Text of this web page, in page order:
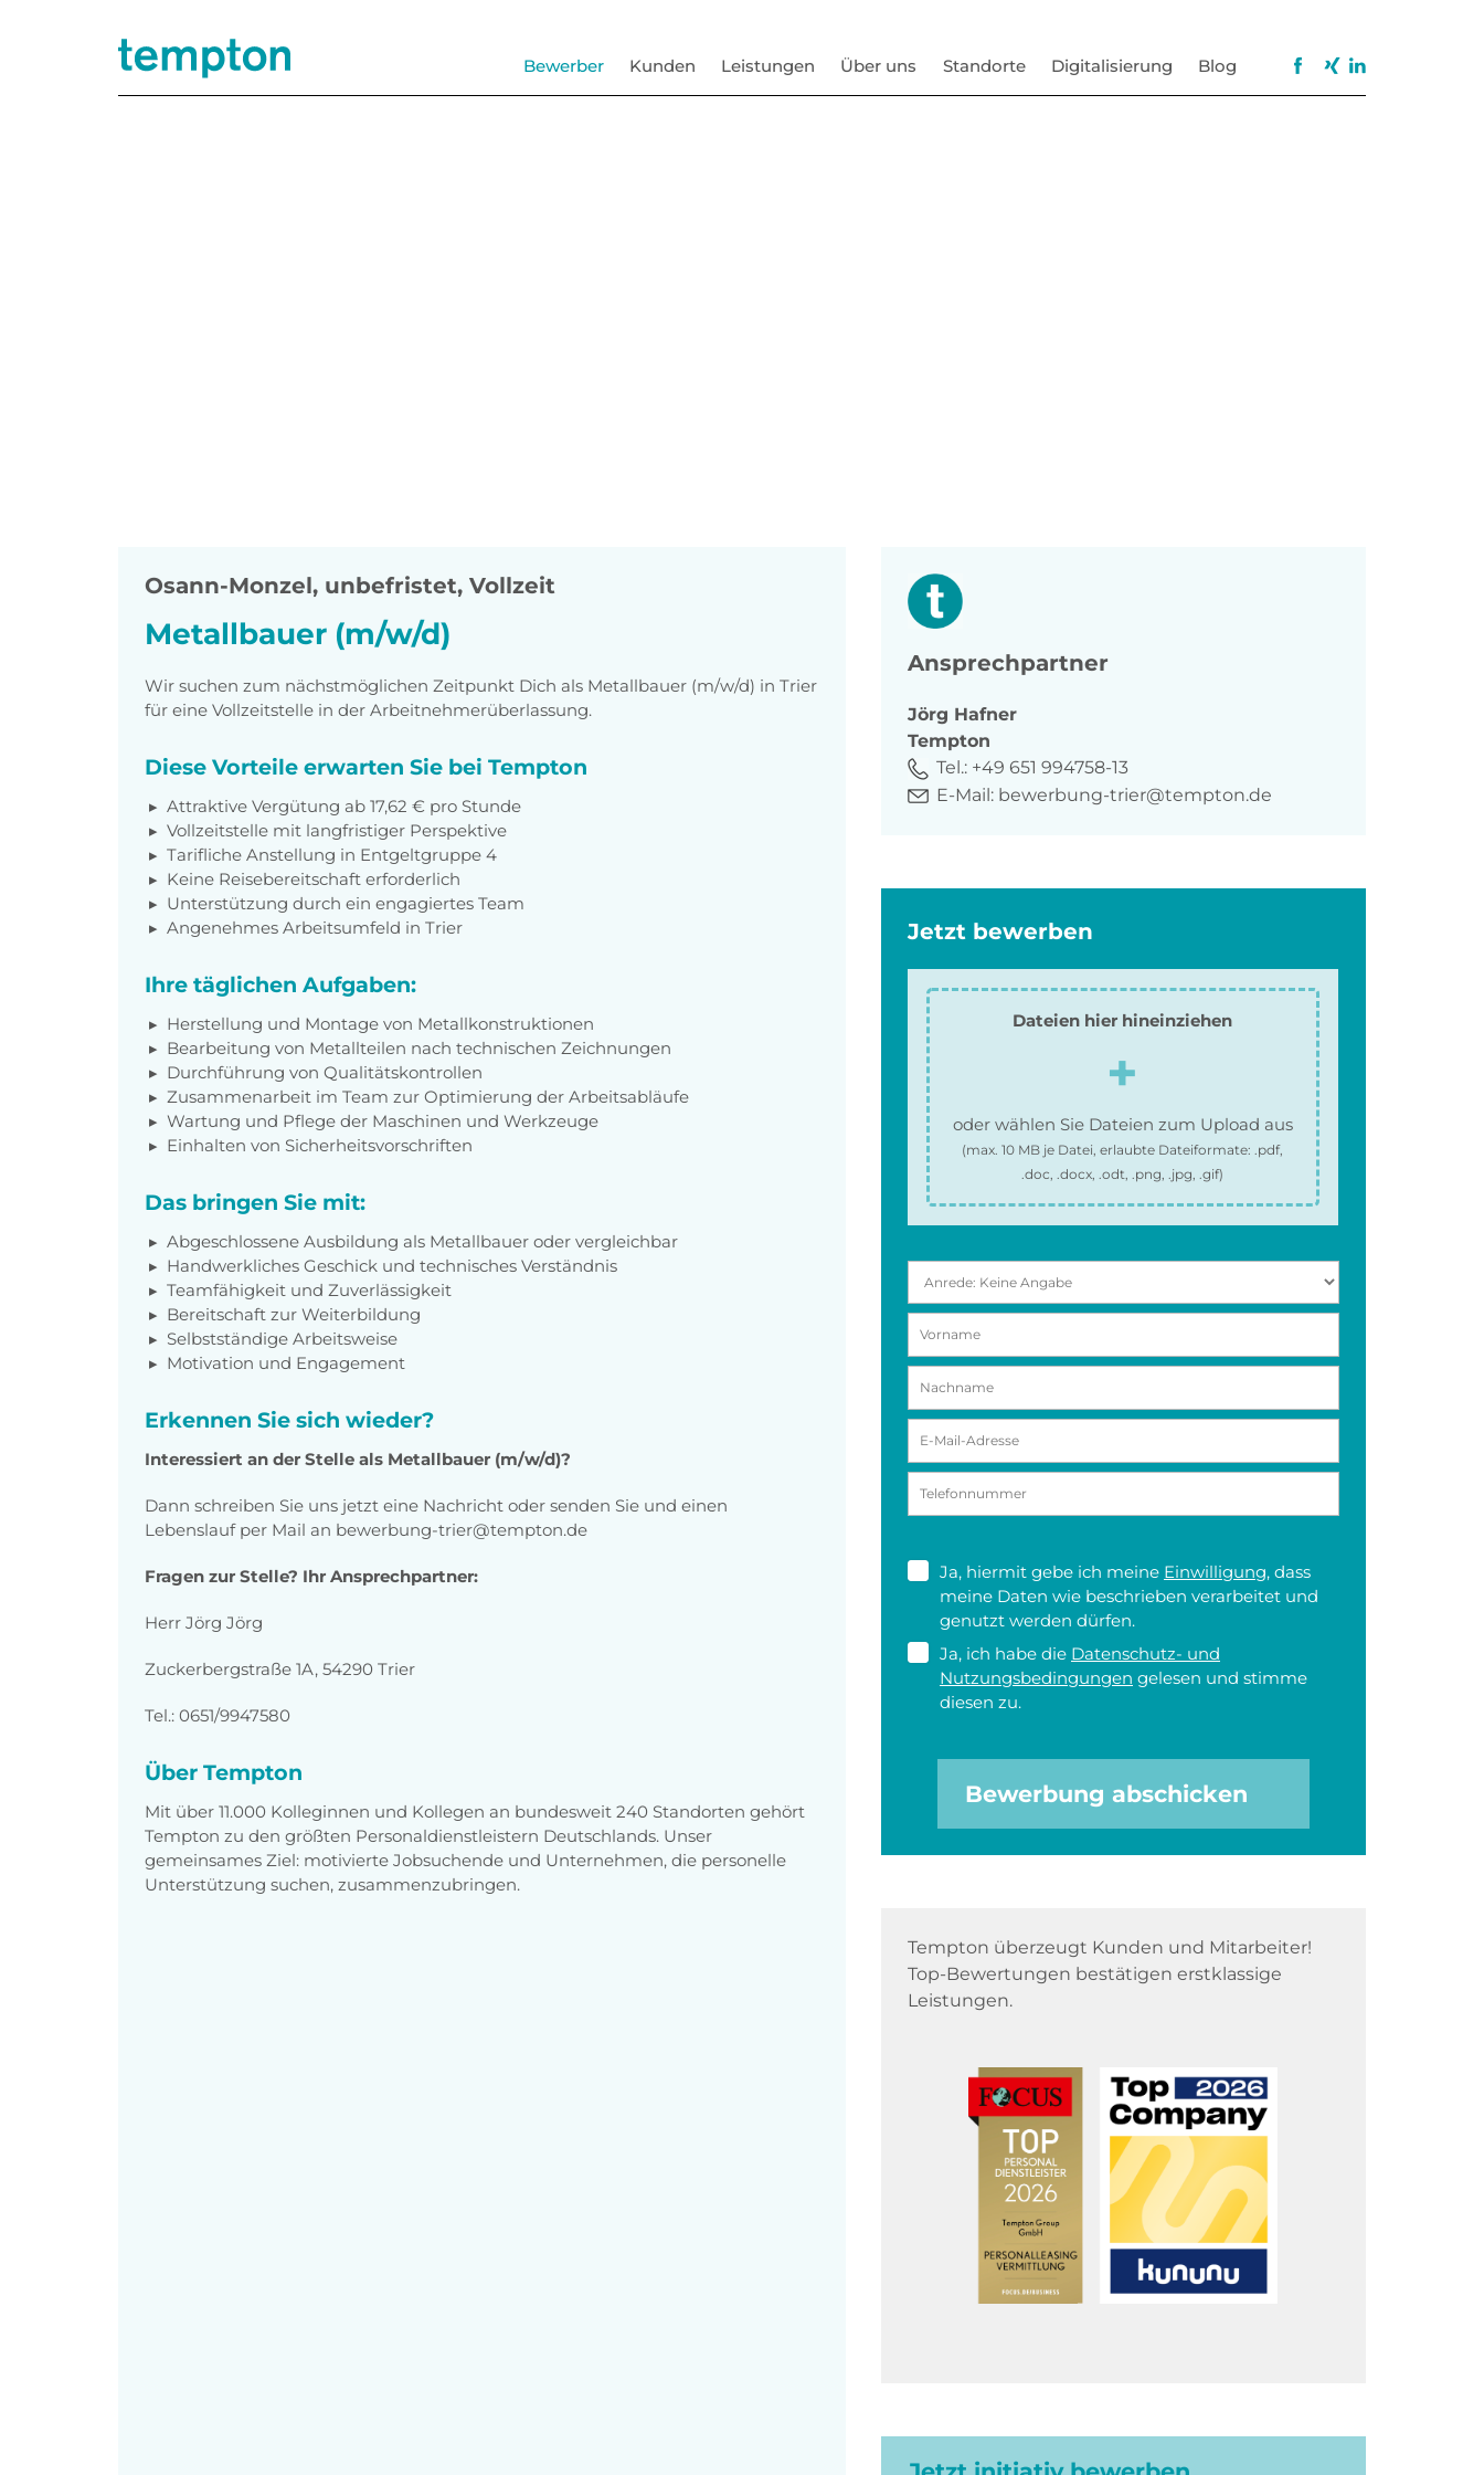
Bewerber Kunden Leistungen Über uns Standorte Digitalisierung Blog
Osann-Monzel, unbefristet, Vollzeit
Metallbauer (m/w/d)
Wir suchen zum nächstmöglichen Zeitpunkt Dich als Metallbauer (m/w/d) in Trier
für eine Vollzeitstelle in der Arbeitnehmerüberlassung.
Diese Vorteile erwarten Sie bei Tempton
Attraktive Vergütung ab 17,62 € pro Stunde
Vollzeitstelle mit langfristiger Perspektive
Tarifliche Anstellung in Entgeltgruppe 4
Keine Reisebereitschaft erforderlich
Unterstützung durch ein engagiertes Team
Angenehmes Arbeitsumfeld in Trier
Ihre täglichen Aufgaben:
Herstellung und Montage von Metallkonstruktionen
Bearbeitung von Metallteilen nach technischen Zeichnungen
Durchführung von Qualitätskontrollen
Zusammenarbeit im Team zur Optimierung der Arbeitsabläufe
Wartung und Pflege der Maschinen und Werkzeuge
Einhalten von Sicherheitsvorschriften
Das bringen Sie mit:
Abgeschlossene Ausbildung als Metallbauer oder vergleichbar
Handwerkliches Geschick und technisches Verständnis
Teamfähigkeit und Zuverlässigkeit
Bereitschaft zur Weiterbildung
Selbstständige Arbeitsweise
Motivation und Engagement
Erkennen Sie sich wieder?
Interessiert an der Stelle als Metallbauer (m/w/d)?
Dann schreiben Sie uns jetzt eine Nachricht oder senden Sie und einen
Lebenslauf per Mail an bewerbung-trier@tempton.de
Fragen zur Stelle? Ihr Ansprechpartner:
Herr Jörg Jörg
Zuckerbergstraße 1A, 54290 Trier
Tel.: 0651/9947580
Über Tempton
Mit über 11.000 Kolleginnen und Kollegen an bundesweit 240 Standorten gehört
Tempton zu den größten Personaldienstleistern Deutschlands. Unser
gemeinsames Ziel: motivierte Jobsuchende und Unternehmen, die personelle
Unterstützung suchen, zusammenzubringen.
Ansprechpartner
Jörg Hafner
Tempton
Tel.: +49 651 994758-13
E-Mail: bewerbung-trier@tempton.de
Jetzt bewerben
Dateien hier hineinziehen
oder wählen Sie Dateien zum Upload aus
(max.10 MB je Datei, erlaubte Dateiformate:.pdf,
.doc, .docx, .odt, .png, .jpg, .gif)
Ja, hiermit gebe ich meine Einwilligung, dass
meine Daten wie beschrieben verarbeitet und
genutzt werden dürfen.
Ja, ich habe die Datenschutz- und
Nutzungsbedingungen gelesen und stimme
diesen zu.
Bewerbung abschicken
Tempton überzeugt Kunden und Mitarbeiter!
Top-Bewertungen bestätigen erstklassige
Leistungen.